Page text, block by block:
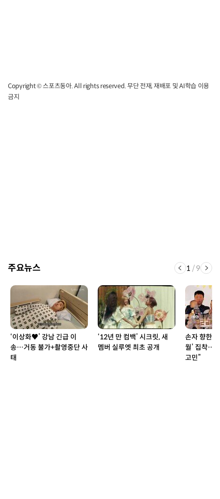
Copyright © 스포츠동아. All rights reserved. 무단 전재, 재배포 및 AI학습 이용
금지
주요뉴스 1 /9
‘이상화♥’ 강남 긴급 이
송…거동 불가+촬영중단 사
태
‘12년 만 컴백’ 시크릿, 새
멤버 실루엣 최초 공개
손자 향한
월’ 집착…“
고민”